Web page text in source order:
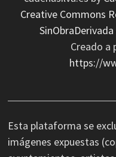
Creative Commons
Creado a
https://
Esta plataforma se
imágenes expuestas